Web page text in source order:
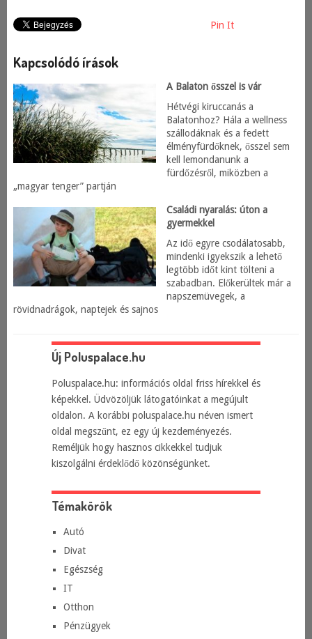
Pin It
Kapcsolódó írások
A Balaton ősszel is vár
Hétvégi kiruccanás a
Balatonhoz? Hála a wellness
szállodáknak és a fedett
élményfürdőknek, ősszel sem
kell lemondanunk a
fürdőzésről, miközben a
„magyar tenger” partján
Családi nyaralás: úton a
gyermekkel
Az idő egyre csodálatosabb,
mindenki igyekszik a lehető
legtöbb időt kint tölteni a
szabadban. Előkerültek már a
napszemüvegek, a
rövidnadrágok, naptejek és sajnos
Új Poluspalace.hu
Poluspalace.hu: információs oldal friss hírekkel és
képekkel. Üdvözöljük látogatóinkat a megújult
oldalon. A korábbi poluspalace.hu néven ismert
oldal megszűnt, ez egy új kezdeményezés.
Reméljük hogy hasznos cikkekkel tudjuk
kiszolgálni érdeklődő közönségünket.
Témakörök
Autó
Divat
Egészség
IT
Otthon
Pénzügyek